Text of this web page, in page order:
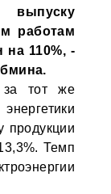
выпуску
работам
110%, -
за тот же
продукции
Темп